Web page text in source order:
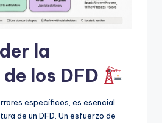
la
los DFD
específicos, es esencial
de un DFD. Un esfuerzo de